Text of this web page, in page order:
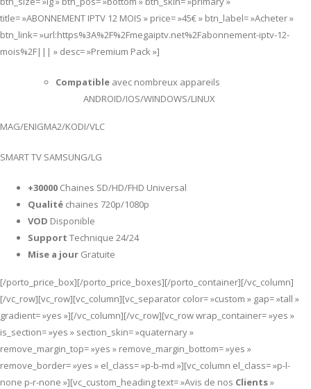
title= »ABONNEMENT IPTV 12 MOIS » price= »45€ » btn_label= »Acheter »
btn_link= »url:https%3A%2F%2Fmegaiptv.net%2Fabonnement-iptv-12-
mois%2F||| » desc= »Premium Pack »]
Compatible avec nombreux appareils
ANDROID/IOS/WINDOWS/LINUX
MAG/ENIGMA2/KODI/VLC
SMART TV SAMSUNG/LG
+30000 Chaines SD/HD/FHD Universal
Qualité chaines 720p/1080p
VOD Disponible
Support Technique 24/24
Mise a jour Gratuite
[/porto_price_box][/porto_price_boxes][/porto_container][/vc_column]
[/vc_row][vc_row][vc_column][vc_separator color= »custom » gap= »tall »
gradient= »yes »][/vc_column][/vc_row][vc_row wrap_container= »yes »
is_section= »yes » section_skin= »quaternary »
remove_margin_top= »yes » remove_margin_bottom= »yes »
remove_border= »yes » el_class= »p-b-md »][vc_column el_class= »p-l-
none p-r-none »][vc_custom_heading text= »Avis de nos Clients»